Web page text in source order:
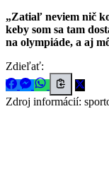
„Zatiaľ neviem nič
keby som sa tam
na olympiáde, a aj
Zdieľať:
Zdroj informácií: